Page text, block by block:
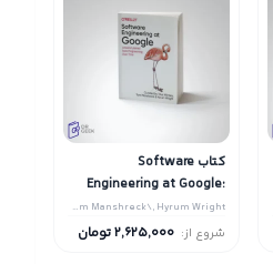
کتاب Software
Engineering at Google:
Lessons Learned from
Programming Over Time
Titus Winters\, Tom Manshreck\, Hyrum Wright
شروع از: 2,625,000تومان